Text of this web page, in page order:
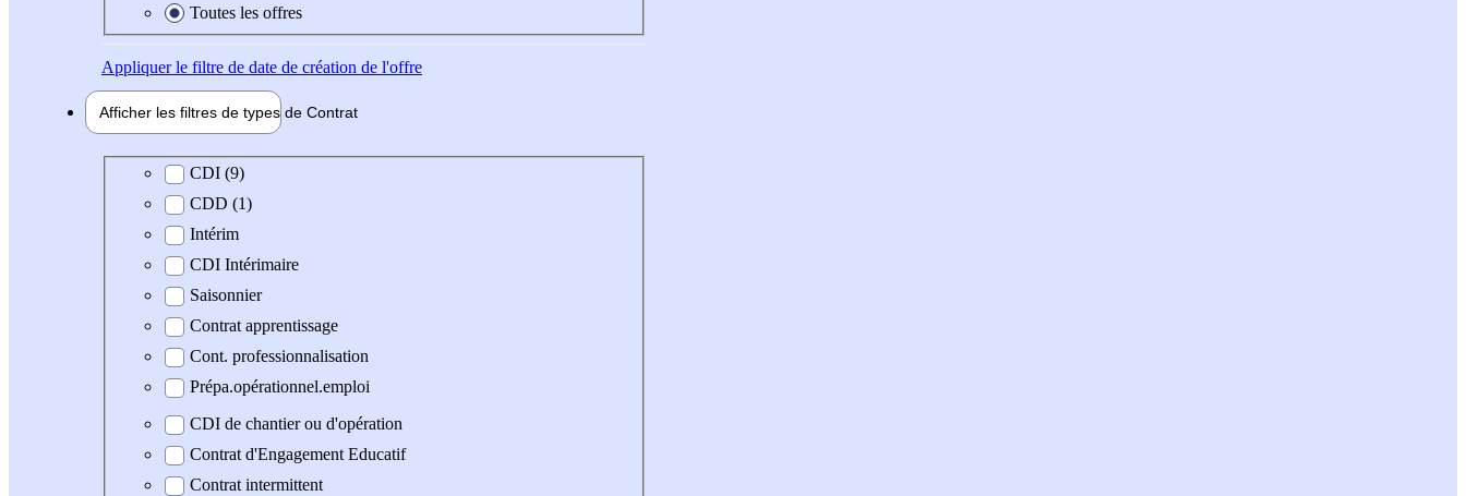
Toutes les offres
Appliquerle filtre de date de création de l'offre
Afficher les filtres de types de Contrat
Type de contrat
CDI (9)
CDD (1)
Intérim
CDI Intérimaire
Saisonnier
Contrat apprentissage
Cont. professionnalisation
Prépa.opérationnel.emploi
CDI de chantier ou d'opération
Contrat d'Engagement Educatif
Contrat intermittent